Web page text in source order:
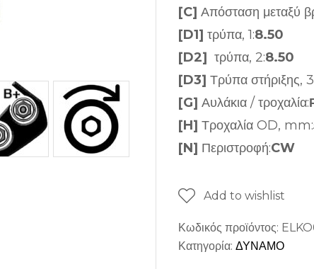
[C] Απόσταση μεταξύ
[D1] τρύπα, 1:8.50
[D2] τρύπα, 2:8.50
[D3] Τρύπα στήριξης,
[G] Αυλάκια / τροχαλία:
[H] Τροχαλία OD, mm:
[N] Περιστροφή:CW
Add to wishlist
Κωδικός προϊόντος:
Κατηγορία: ΔΥΝΑΜΟ